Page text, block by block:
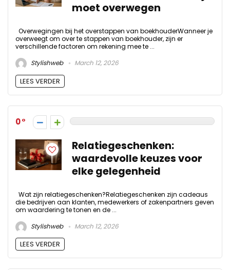
moet overwegen
Overwegingen bij het overstappen van boekhouderWanneer je
overweegt om over te stappen van boekhouder, zijn er
verschillende factoren om rekening mee te ...
Stylishweb
March 12, 2026
LEES VERDER
0
Relatiegeschenken:
waardevolle keuzes voor
elke gelegenheid
Wat zijn relatiegeschenken?Relatiegeschenken zijn cadeaus
die bedrijven aan klanten, medewerkers of zakenpartners geven
om waardering te tonen en de ...
Stylishweb
March 12, 2026
LEES VERDER